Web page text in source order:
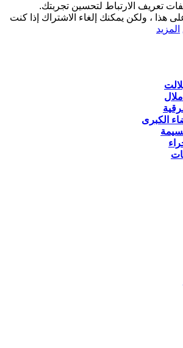
تعريف الارتباط لتحسين تجربتك.
هذا ، ولكن يمكنك إلغاء الاشتراك إذا كنت
المزيد
الكبرى